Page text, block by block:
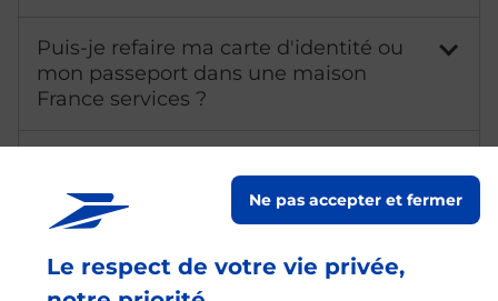
Le respect de votre vie privée,
Ne pas accepter et fermer
Puis-je refaire ma carte d'identité ou
mon passeport dans une maison
France services ?
vous France Services ?